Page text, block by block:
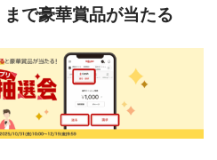
で豪華賞品が当たる